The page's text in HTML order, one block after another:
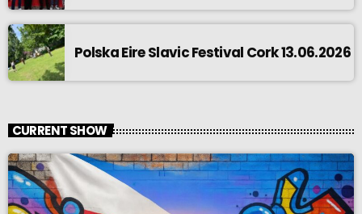
Polska Eire Slavic Festival Cork 13.06.2026
CURRENT SHOW